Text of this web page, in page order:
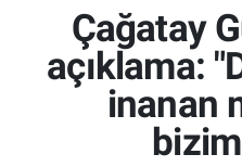
Çağatay
açıklama:
inanan
İzmir Namaz Vakitleri
İzmir Trafik Yoğunluk
Süper Lig Puan